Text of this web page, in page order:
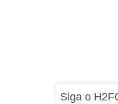
Siga o